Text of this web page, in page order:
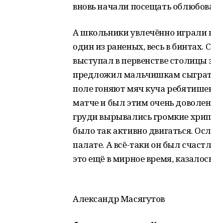
вновь начали посещать
А школьники увлечённо играли
один из раненых, весь в
выступал в первенстве столицы
предложил мальчишкам
поле гоняют мяч куча
матче и был этим очень
груди вырывались громкие
было так активно двигаться.
палате. А всё-таки он был
это ещё в мирное время,
Александр Масягутов